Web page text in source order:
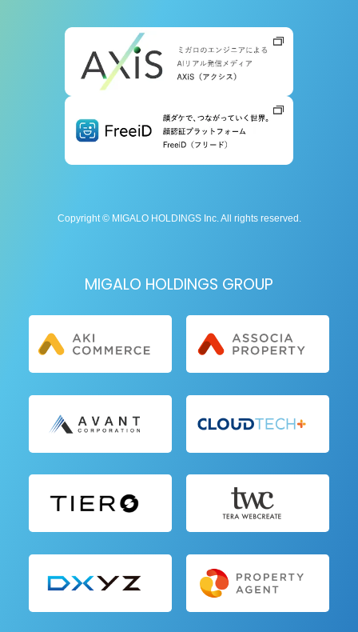
Copyright © MIGALO HOLDINGS Inc. All rights reserved.
MIGALO HOLDINGS GROUP